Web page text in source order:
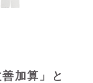
善加算」と